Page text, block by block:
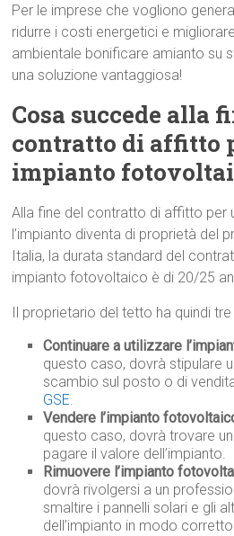
Per le imprese che vogliono
ridurre i costi energetici e
ambientale bonificare amianto su
una soluzione vantaggiosa!
Cosa succede alla
contratto di affitto
impianto
Alla fine del contratto di affitto per
l’impianto diventa di proprietà del
Italia, la durata standard del
impianto fotovoltaico è di 20/25
Il proprietario del tetto ha quindi
Continuare a utilizzare
questo caso, dovrà stipulare
scambio sul posto o di
GSE.
Vendere l’impianto
questo caso, dovrà trovare
pagare il valore dell’impianto.
Rimuovere l’impianto
dovrà rivolgersi a un
smaltire i pannelli solari e gli
dell’impianto in modo